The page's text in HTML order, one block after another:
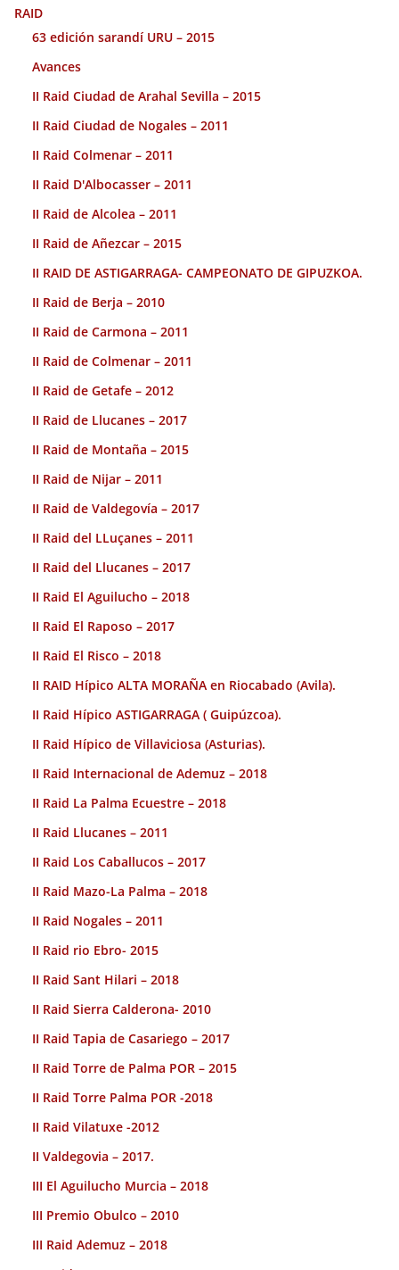
RAID
63 edición sarandí URU – 2015
Avances
II Raid Ciudad de Arahal Sevilla – 2015
II Raid Ciudad de Nogales – 2011
II Raid Colmenar – 2011
II Raid D'Albocasser – 2011
II Raid de Alcolea – 2011
II Raid de Añezcar – 2015
II RAID DE ASTIGARRAGA- CAMPEONATO DE GIPUZKOA.
II Raid de Berja – 2010
II Raid de Carmona – 2011
II Raid de Colmenar – 2011
II Raid de Getafe – 2012
II Raid de Llucanes – 2017
II Raid de Montaña – 2015
II Raid de Nijar – 2011
II Raid de Valdegovía – 2017
II Raid del LLuçanes – 2011
II Raid del Llucanes – 2017
II Raid El Aguilucho – 2018
II Raid El Raposo – 2017
II Raid El Risco – 2018
II RAID Hípico ALTA MORAÑA en Riocabado (Avila).
II Raid Hípico ASTIGARRAGA ( Guipúzcoa).
II Raid Hípico de Villaviciosa (Asturias).
II Raid Internacional de Ademuz – 2018
II Raid La Palma Ecuestre – 2018
II Raid Llucanes – 2011
II Raid Los Caballucos – 2017
II Raid Mazo-La Palma – 2018
II Raid Nogales – 2011
II Raid rio Ebro- 2015
II Raid Sant Hilari – 2018
II Raid Sierra Calderona- 2010
II Raid Tapia de Casariego – 2017
II Raid Torre de Palma POR – 2015
II Raid Torre Palma POR -2018
II Raid Vilatuxe -2012
II Valdegovia – 2017.
III El Aguilucho Murcia – 2018
III Premio Obulco – 2010
III Raid Ademuz – 2018